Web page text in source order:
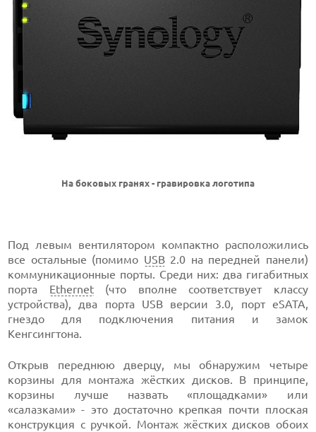
На боковых гранях - гравировка логотипа
Под левым вентилятором компактно расположились
все остальные (помимо USB2.0 на передней панели)
коммуникационные порты. Среди них: два гигабитных
порта Ethernet(что вполне соответствует классу
устройства), два порта USB версии 3.0, порт eSATA,
гнездо для подключения питания и замок
Кенгсингтона.
Открыв переднюю дверцу, мы обнаружим четыре
корзины для монтажа жёстких дисков. В принципе,
корзины лучше назвать «площадками» или
«салазками» - это достаточно крепкая почти плоская
конструкция с ручкой. Монтаж жёстких дисков обоих